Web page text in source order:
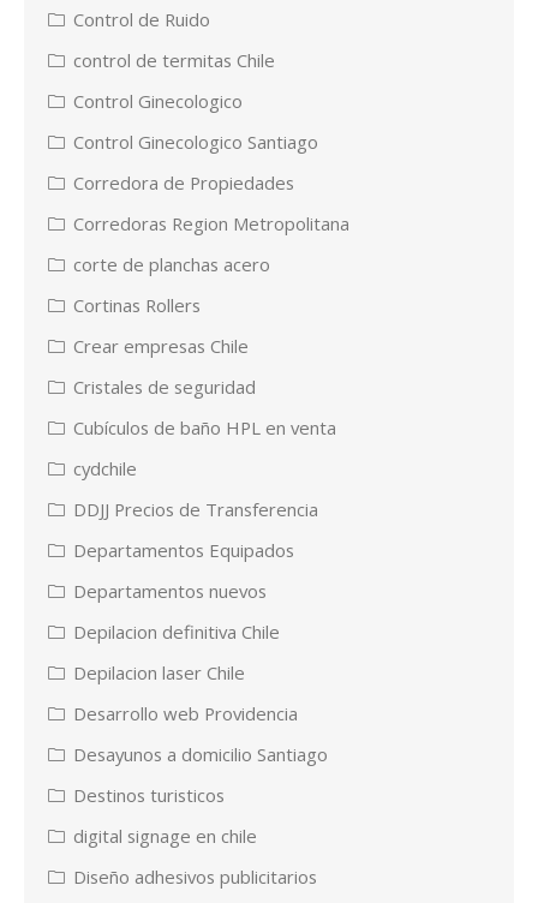
Control de Ruido
control de termitas Chile
Control Ginecologico
Control Ginecologico Santiago
Corredora de Propiedades
Corredoras Region Metropolitana
corte de planchas acero
Cortinas Rollers
Crear empresas Chile
Cristales de seguridad
Cubículos de baño HPL en venta
cydchile
DDJJ Precios de Transferencia
Departamentos Equipados
Departamentos nuevos
Depilacion definitiva Chile
Depilacion laser Chile
Desarrollo web Providencia
Desayunos a domicilio Santiago
Destinos turisticos
digital signage en chile
Diseño adhesivos publicitarios